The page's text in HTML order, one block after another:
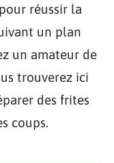
réussir la
un plan
un amateur de
trouverez ici
des frites
coups.